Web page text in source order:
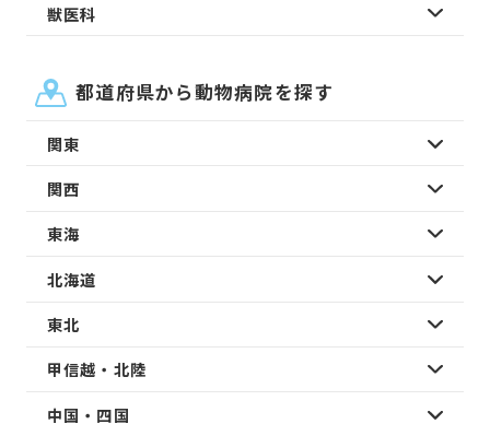
獣医科
都道府県から動物病院を探す
関東
関西
東海
北海道
東北
甲信越・北陸
中国・四国